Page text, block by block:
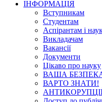
ІНФОРМАЦІЯ
Вступникам
Студентам
Аспірантам і
Викладачам
Вакансії
Документи
Цікаво про науку
ВАША
ВАРТО ЗНАТИ!